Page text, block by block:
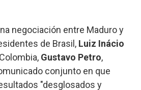
negociación entre Maduro y
de Brasil, Luiz Inácio
Gustavo Petro,
conjunto en que
"desglosados y